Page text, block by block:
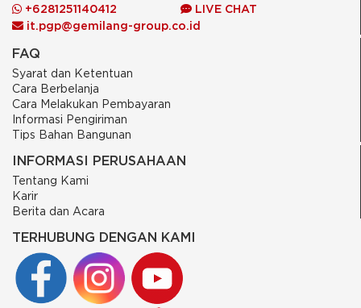
+6281251140412
LIVE CHAT
it.pgp@gemilang-group.co.id
FAQ
Syarat dan Ketentuan
Cara Berbelanja
Cara Melakukan Pembayaran
Informasi Pengiriman
Tips Bahan Bangunan
INFORMASI PERUSAHAAN
Tentang Kami
Karir
Berita dan Acara
TERHUBUNG DENGAN KAMI